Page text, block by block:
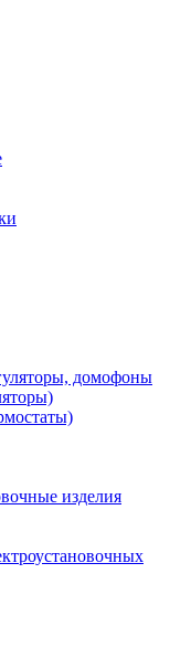
домофоны
изделия